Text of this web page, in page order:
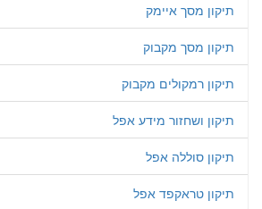
תיקון מסך איימק
תיקון מסך מקבוק
תיקון רמקולים מקבוק
תיקון ושחזור מידע אפל
תיקון סוללה אפל
תיקון טראקפד אפל